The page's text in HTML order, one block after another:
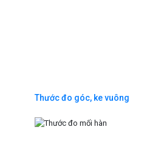
Thước đo góc, ke vuông